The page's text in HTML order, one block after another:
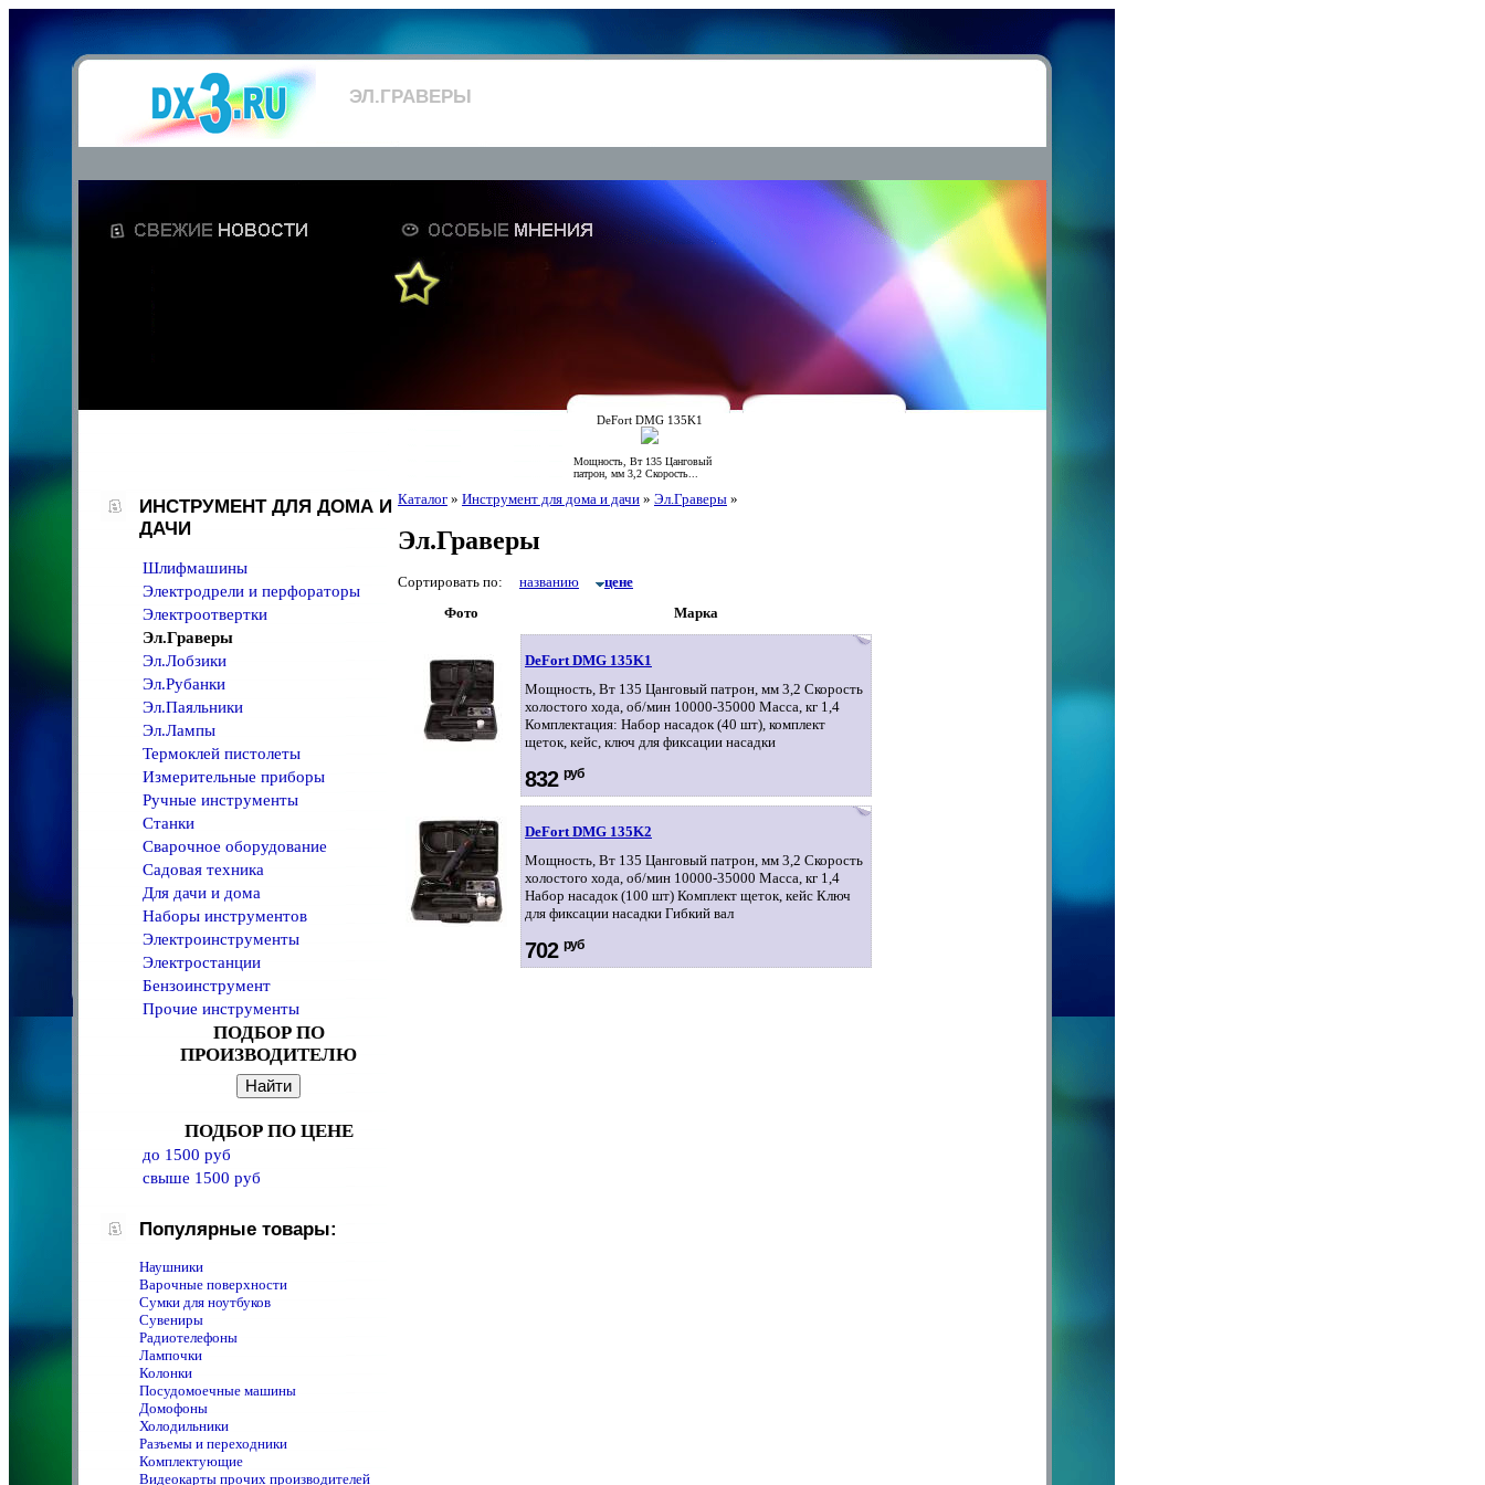
ЭЛ.ГРАВЕРЫ
DeFort DMG 135K1
Мощность, Вт 135 Цанговый
патрон, мм 3,2 Скорость...
ИНСТРУМЕНТ ДЛЯ ДОМА И
ДАЧИ
Шлифмашины
Электродрели и перфораторы
Электроотвертки
Эл.Граверы
Эл.Лобзики
Эл.Рубанки
Эл.Паяльники
Эл.Лампы
Термоклей пистолеты
Измерительные приборы
Ручные инструменты
Станки
Сварочное оборудование
Садовая техника
Для дачи и дома
Наборы инструментов
Электроинструменты
Электростанции
Бензоинструмент
Прочие инструменты
ПОДБОР ПО
ПРОИЗВОДИТЕЛЮ
ПОДБОР ПО ЦЕНЕ
до 1500 руб
свыше 1500 руб
Популярные товары:
Наушники
Варочные поверхности
Сумки для ноутбуков
Сувениры
Радиотелефоны
Лампочки
Колонки
Посудомоечные машины
Домофоны
Холодильники
Разъемы и переходники
Комплектующие
Видеокарты прочих производителей
Каталог » Инструмент для дома и дачи » Эл.Граверы »
Эл.Граверы
Сортировать по: названию
цене
Фото
Марка
DeFort DMG 135K1
Мощность, Вт 135 Цанговый патрон, мм 3,2 Скорость
холостого хода, об/мин 10000-35000 Масса, кг 1,4
Комплектация: Набор насадок (40 шт), комплект
щеток, кейс, ключ для фиксации насадки
832 руб
DeFort DMG 135K2
Мощность, Вт 135 Цанговый патрон, мм 3,2 Скорость
холостого хода, об/мин 10000-35000 Масса, кг 1,4
Набор насадок (100 шт) Комплект щеток, кейс Ключ
для фиксации насадки Гибкий вал
702 руб